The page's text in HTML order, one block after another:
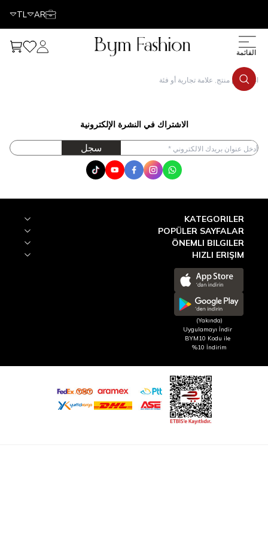
AR
TL
حسابيمفضلتيعربتي
الاشتراك في النشرة الإلكترونية
سجل
WhatsApp
Instagram
Facebook
Youtube
Tik Tok
KATEGORILER
POPÜLER SAYFALAR
ÖNEMLI BILGILER
HIZLI ERIŞIM
Uygulamayı İndir
BYM10 Kodu ile
%10 İndirim